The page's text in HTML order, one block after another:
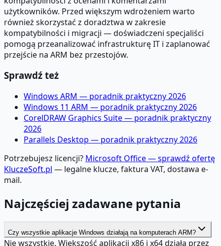
użytkowników. Przed większym wdrożeniem warto
również skorzystać z doradztwa w zakresie
kompatybilności i migracji — doświadczeni specjaliści
pomogą przeanalizować infrastrukturę IT i zaplanować
przejście na ARM bez przestojów.
Sprawdź też
Windows ARM — poradnik praktyczny 2026
Windows 11 ARM — poradnik praktyczny 2026
CorelDRAW Graphics Suite — poradnik praktyczny
2026
Parallels Desktop — poradnik praktyczny 2026
Potrzebujesz licencji? Microsoft Office — sprawdź ofertę
KluczeSoft.pl — legalne klucze, faktura VAT, dostawa e-
mail.
Najczęściej zadawane pytania
Czy wszystkie aplikacje Windows działają na komputerach ARM?
Nie wszystkie. Większość aplikacji x86 i x64 działa przez